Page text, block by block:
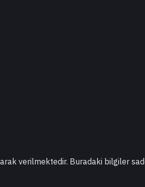
verilmektedir. Buradaki bilgiler